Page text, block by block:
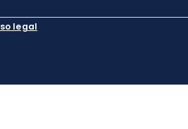
legal